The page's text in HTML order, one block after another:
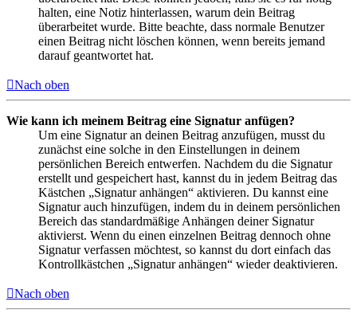
halten, eine Notiz hinterlassen, warum dein Beitrag
überarbeitet wurde. Bitte beachte, dass normale Benutzer
einen Beitrag nicht löschen können, wenn bereits jemand
darauf geantwortet hat.
Nach oben
Wie kann ich meinem Beitrag eine Signatur anfügen?
Um eine Signatur an deinen Beitrag anzufügen, musst du
zunächst eine solche in den Einstellungen in deinem
persönlichen Bereich entwerfen. Nachdem du die Signatur
erstellt und gespeichert hast, kannst du in jedem Beitrag das
Kästchen „Signatur anhängen“ aktivieren. Du kannst eine
Signatur auch hinzufügen, indem du in deinem persönlichen
Bereich das standardmäßige Anhängen deiner Signatur
aktivierst. Wenn du einen einzelnen Beitrag dennoch ohne
Signatur verfassen möchtest, so kannst du dort einfach das
Kontrollkästchen „Signatur anhängen“ wieder deaktivieren.
Nach oben